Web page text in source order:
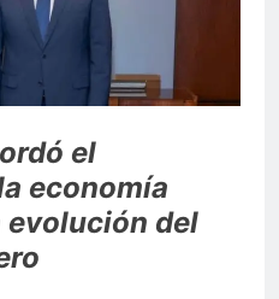
Fernández W.
gestión en la
de
Ago
el
economía
evolución del